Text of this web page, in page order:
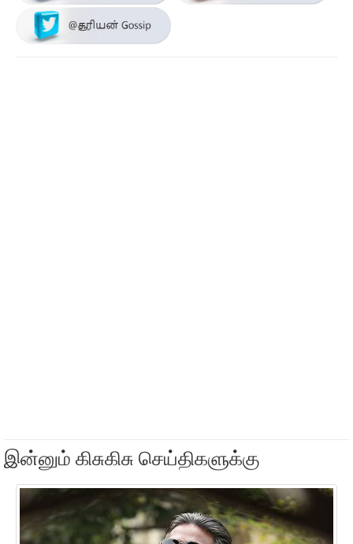
இன்னும் கிசுகிசு செய்திகளுக்கு